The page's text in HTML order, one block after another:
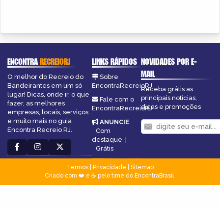
ENCONTRARECREIORJ
O melhor do Recreio do
Bandeirantes em um só
lugar! Dicas, onde ir, o que
fazer, as melhores
empresas, locais, serviços
e muito mais no guia
Encontra Recreio RJ.
LINKS RÁPIDOS
Sobre
EncontraRecreioRJ
Fale com o
EncontraRecreioRJ
ANUNCIE:
Com
destaque |
Grátis
NOVIDADES POR E-
MAIL
Receba grátis as
principais notícias,
dicas e promoções
Termos| Privacidade
Sitemap
Criado com ❤️ e ☕ pelo time do EncontraBrasil